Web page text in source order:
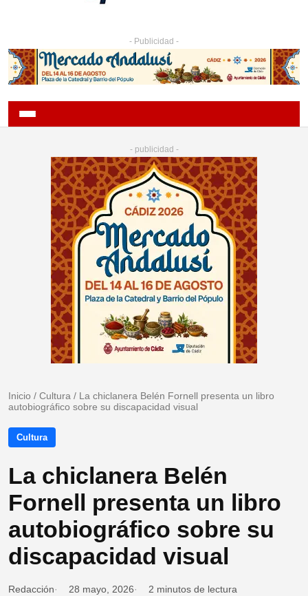
- Publicidad -
- publicidad -
Inicio / Cultura / La chiclanera Belén Fornell presenta un libro
autobiográfico sobre su discapacidad visual
Cultura
La chiclanera Belén
Fornell presenta un libro
autobiográfico sobre su
discapacidad visual
Redacción 28 mayo, 2026 2 minutos de lectura